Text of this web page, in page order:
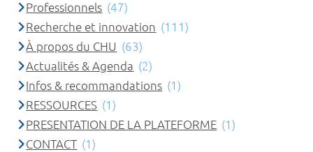
Professionnels (47)
Recherche et innovation (111)
À propos du CHU (63)
Actualités & Agenda (2)
Infos & recommandations (1)
RESSOURCES (1)
PRESENTATION DE LA PLATEFORME (1)
CONTACT (1)